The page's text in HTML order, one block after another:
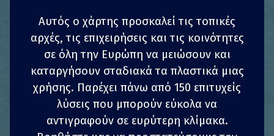
Μείωση της κατανάλωσης Επιχειρήσεις
Το επιχειρηματικό μοντέλο του reCIRCLEπου
αναπτύχθηκε αρχικά στην Ελβετία, προσφέρει
ένα σύστημα επιστροφής εγγύησης χρημάτων
για εστιατόρια, μπακάλικα ή ιδιώτες που
βασίζεται σε επαναχρησιμοποιήσιμα
1 ΚΟΙΝΟΠΟΊΗΣΗ z ΚΟΙΝΟΠΟΊΗΣΗ
4 ΚΟΙΝΟΠΟΊΗΣΗ ΚΟΙΝΟΠΟΊΗΣΗ
Αυτός ο χάρτης προσκαλεί τις τοπικές
αρχές, τις επιχειρήσεις και τις κοινότητες
σε όλη την Ευρώπη να μειώσουν και
καταργήσουν σταδιακά τα πλαστικά μιας
χρήσης. Παρέχει πάνω από 150 επιτυχείς
λύσεις που μπορούν εύκολα να
αντιγραφούν σε ευρύτερη κλίμακα.
1 ΚΟΙΝΟΠΟΊΗΣΗ z ΚΟΙΝΟΠΟΊΗΣΗ
4 ΚΟΙΝΟΠΟΊΗΣΗ ΚΟΙΝΟΠΟΊΗΣΗ